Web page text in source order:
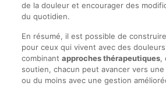
de la douleur et encourager des
du quotidien.
En résumé, il est possible de
pour ceux qui vivent avec des
combinant approches thérapeutiques,
soutien, chacun peut avancer vers
ou du moins avec une gestion